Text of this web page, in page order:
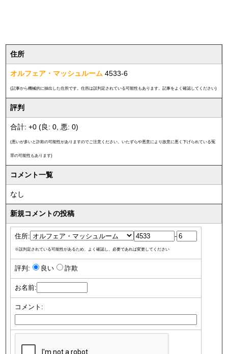
住所
オルフェア・マッシュルーム 4533-6
(記事から機械的に抽出した住所です。住所は誤判定されている可能性もあります。記事をよく確認してください)
評判
合計: +0 (良: 0, 悪: 0)
(悪いが多いと詐欺の可能性がありますのでご注意ください。いたずらや悪意により故意に悪く下げられている冤
罪の可能性もあります)
コメント一覧
なし
新規コメントの投稿
住所: -
※誤判定されている可能性があるため、よく確認し、必要であれば変更してください
評判: 良い 詐欺
お名前:
コメント: